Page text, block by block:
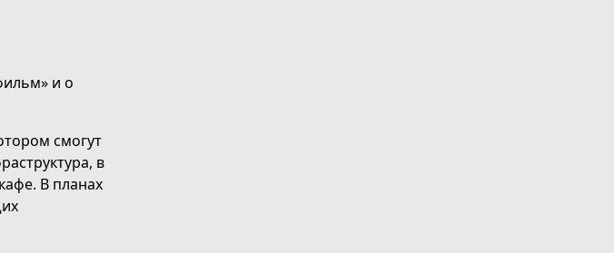
и о
смогут
в
В планах